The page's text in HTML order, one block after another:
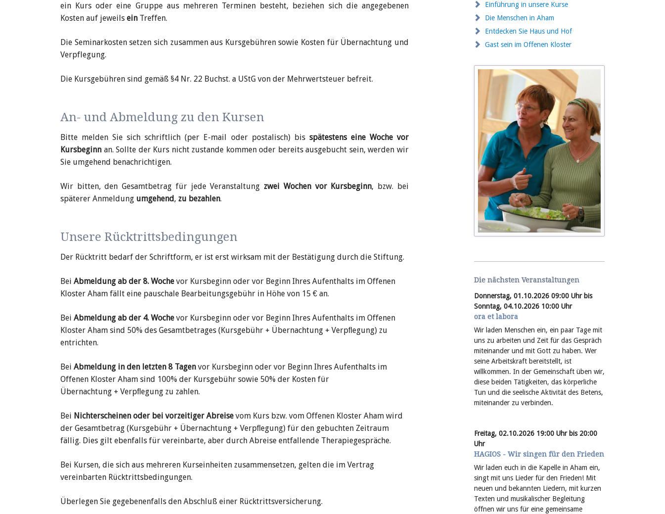
Farbenspiel
ein Kurs oder eine Gruppe aus mehreren Terminen besteht, beziehen sich die ange­gebenen
Kosten auf jeweils einTreffen.
Die Seminarkosten setzen sich zusammen aus Kursgebühren sowie Kosten für Übernachtung und
Verpflegung.
Die Kursgebühren sind gemäß §4 Nr. 22 Buchst. a UStG von der Mehrwertsteuer befreit.
An- und Abmeldung zu den Kursen
Bitte melden Sie sich schriftlich (per E-mail oder postalisch) bis spätestens eine Woche vor
Kursbeginnan. Sollte der Kurs nicht zustande kommen oder bereits ausgebucht sein, werden wir
Sie umgehend benachrichtigen.
Wir bitten, den Gesamtbetrag für jede Veranstaltung zwei Wochen vor Kursbeginn, bzw. bei
späterer Anmeldungumgehend , zu bezahlen.
Unsere Rücktrittsbedingungen
Der Rücktritt bedarf der Schriftform, er ist erst wirksam mit der Bestätigung durch die Stiftung.
Bei Abmeldung ab der 8. Wochevor Kursbeginn oder vor Beginn Ihres Aufenthalts im Offenen
Kloster Aham fällt eine pauschale Bearbeitungsgebühr in Höhe von 15 € an.
Bei Abmeldung ab der 4. Woche vor Kursbeginn oder vor Beginn Ihres Aufenthalts im Offenen
Kloster Aham sind 50% des Gesamt­betrages (Kursgebühr + Übernachtung + Verpﬂegung) zu
entrichten.
Bei Abmeldung in den letzten 8 Tagenvor Kursbeginn oder vor Beginn Ihres Aufenthalts im
Offenen Kloster Aham sind 100% der Kursgebühr sowie 50% der Kosten für
Übernachtung + Verpﬂegung zu zahlen.
Bei Nicht­erscheinen oder bei vor­zeitiger Abreisevom Kurs bzw. vom Offenen Kloster Aham wird
der Gesamtbetrag (Kursgebühr + Übernachtung + Verpﬂegung) für den gebuchten Zeitraum
fällig. Dies gilt ebenfalls für vereinbarte, aber durch Abreise entfallende Therapiegespräche.
Bei Kursen, die sich aus mehreren Kurseinheiten zusammensetzen, gelten die im Vertrag
vereinbarten Rücktrittsbedingungen.
Überlegen Sie gegebenenfalls den Abschluß einer Rücktrittsversicherung.
Einführung in unsere Kurse
Die Menschen in Aham
Entdecken Sie Haus und Hof
Gast sein im Offenen Kloster
Die nächsten Veranstaltungen
Donnerstag, 01.10.2026 09:00 Uhr bis
Sonntag, 04.10.2026 10:00 Uhr
ora et labora
Wir laden Menschen ein, ein paar Tage mit
uns zu arbeiten und Zeit für das Gespräch
miteinander und mit Gott zu haben. Wer
seine Arbeitskraft bereitstellt, ist
willkommen. In der Gemeinschaft üben wir,
diese beiden Tätigkeiten, das körperliche
Tun und die seelische Aktivität des Betens,
miteinander zu verbinden.
Freitag, 02.10.2026 19:00 Uhr bis 20:00
Uhr
HAGIOS - Wir singen für den Frieden
Wir laden euch in die Kapelle in Aham ein,
singt mit uns Lieder für den Frieden! Mit
neuen und bekannten Liedern, mit kurzen
Texten und musikalischer Begleitung
öffnen wir uns für eine gemeinsame